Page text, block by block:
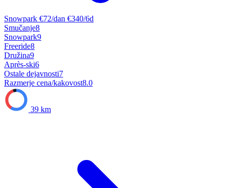
Snowpark €72/dan €340/6d
Smučanje8
Snowpark9
Freeride8
Družina9
Après-ski6
Ostale dejavnosti7
Razmerje cena/kakovost8.0
39 km